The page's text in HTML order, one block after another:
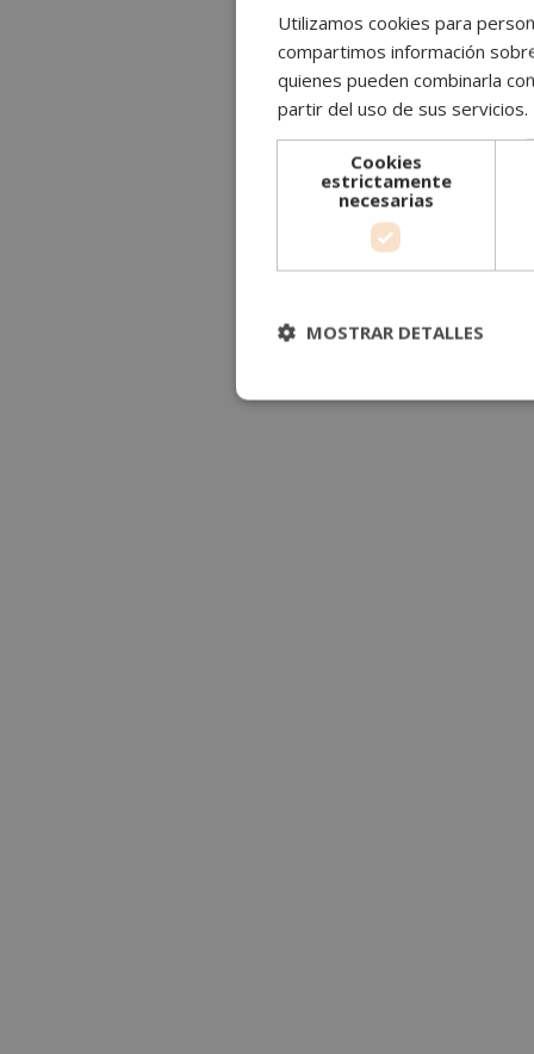
Utilizamos cookies para
compartimos información
quienes pueden combinarla
partir del uso de sus servicios.
Cookies
estrictamente
necesarias
MOSTRAR DETALLES